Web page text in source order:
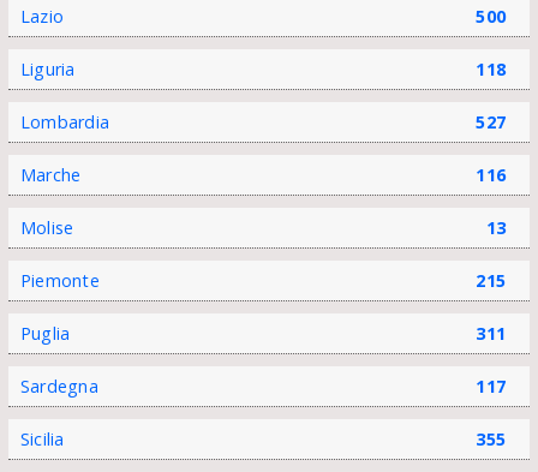
Lazio 500
Liguria 118
Lombardia 527
Marche 116
Molise 13
Piemonte 215
Puglia 311
Sardegna 117
Sicilia 355